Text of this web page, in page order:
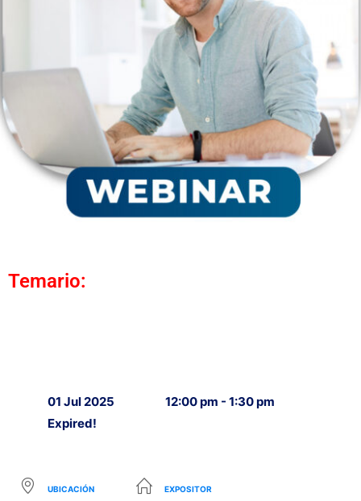
Temario:
01 Jul 2025
Expired!
12:00 pm - 1:30 pm
UBICACIÓN EXPOSITOR